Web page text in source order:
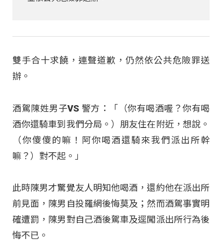
雙手合十求饒，連聲道歉，仍然依公共危險罪送
辦。
酒駕陳姓男子VS 警方：「（你有喝酒喔？你有喝
酒你還騎車到我們分局。）朋友住在附近，想說。
（你傻傻的嘛！阿你喝酒還騎來我們派出所幹
嘛？）對不起。」
此時陳男才驚覺友人明知他喝酒，還約他在派出所
前見面，陳男自投羅網後悔莫及；然而酒駕事實明
確遭罰，陳男對自己酒後駕車及逕闖派出所行為後
悔不已。